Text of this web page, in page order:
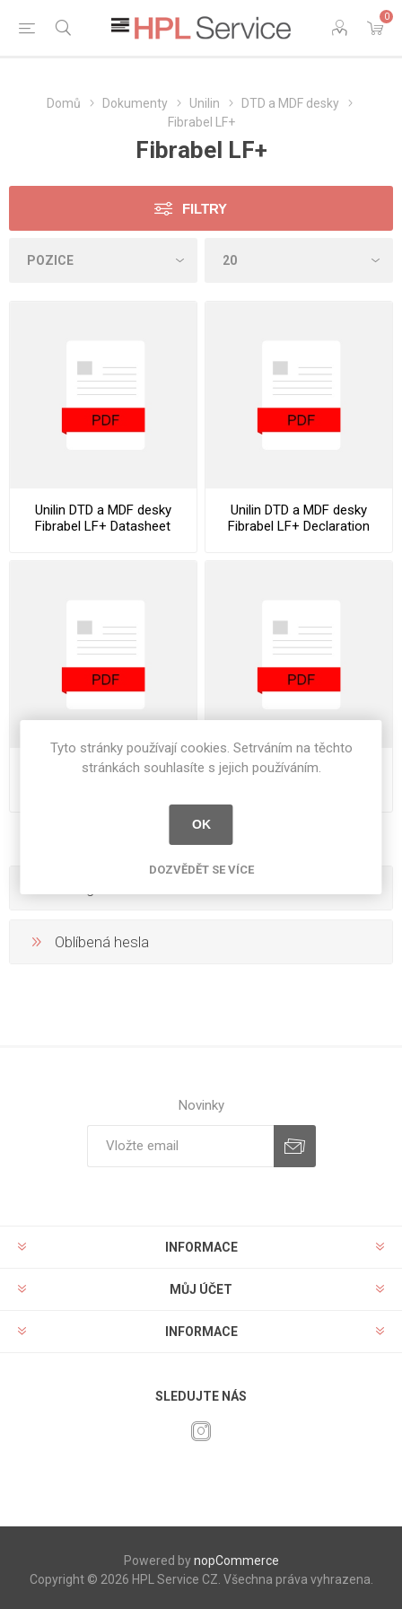
0
Domů Dokumenty Unilin
DTD a MDF desky
Fibrabel LF+
Fibrabel LF+
FILTRY
Unilin DTD a MDF desky
Fibrabel LF+ Datasheet
Unilin DTD a MDF desky
Fibrabel LF+ Declaration
Unilin DTD a MDF desky
Unilin DTD a MDF desky
Oblíbená hesla
Novinky
INFORMACE
MŮJ ÚČET
INFORMACE
SLEDUJTE NÁS
Powered bynopCommerce
Copyright © 2026 HPL Service CZ. Všechna práva vyhrazena.
Tyto stránky používají cookies. Setrváním na těchto
stránkách souhlasíte s jejich používáním.
OK
DOZVĚDĚT SE VÍCE